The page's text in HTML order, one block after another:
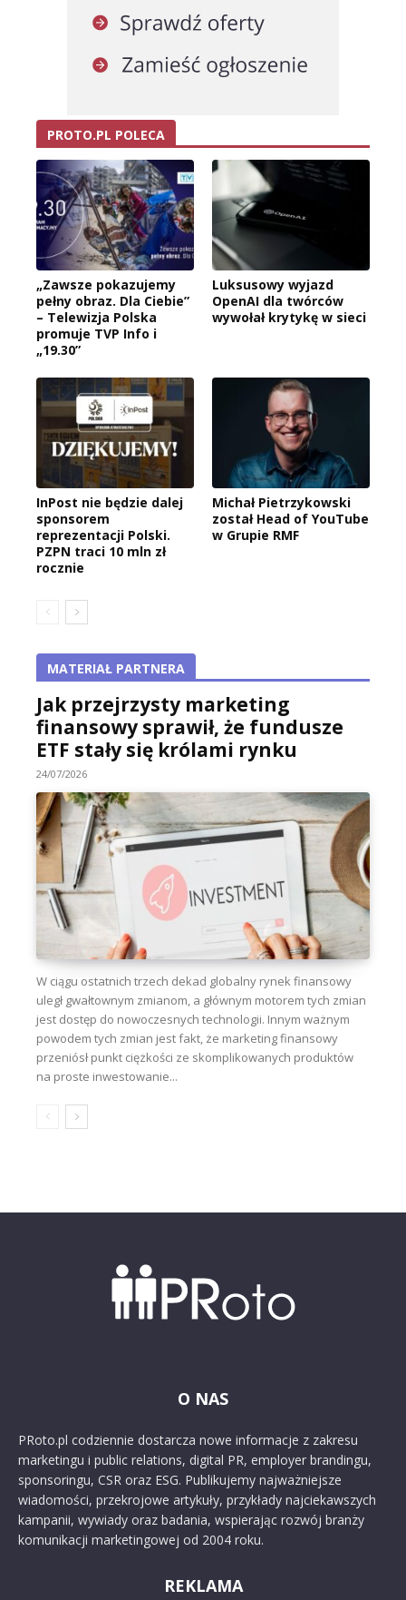
PROTO.PL POLECA
„Zawsze pokazujemy
pełny obraz. Dla Ciebie”
– Telewizja Polska
promuje TVP Info i
„19.30”
Luksusowy wyjazd
OpenAI dla twórców
wywołał krytykę w sieci
InPost nie będzie dalej
sponsorem
reprezentacji Polski.
PZPN traci 10 mln zł
rocznie
Michał Pietrzykowski
został Head of YouTube
w Grupie RMF
MATERIAŁ PARTNERA
Jak przejrzysty marketing
finansowy sprawił, że fundusze
ETF stały się królami rynku
24/07/2026
W ciągu ostatnich trzech dekad globalny rynek finansowy
uległ gwałtownym zmianom, a głównym motorem tych zmian
jest dostęp do nowoczesnych technologii. Innym ważnym
powodem tych zmian jest fakt, że marketing finansowy
przeniósł punkt ciężkości ze skomplikowanych produktów
na proste inwestowanie...
O NAS
PRoto.pl codziennie dostarcza nowe informacje z zakresu
marketingu i public relations, digital PR, employer brandingu,
sponsoringu, CSR oraz ESG. Publikujemy najważniejsze
wiadomości, przekrojowe artykuły, przykłady najciekawszych
kampanii, wywiady oraz badania, wspierając rozwój branży
komunikacji marketingowej od 2004 roku.
REKLAMA